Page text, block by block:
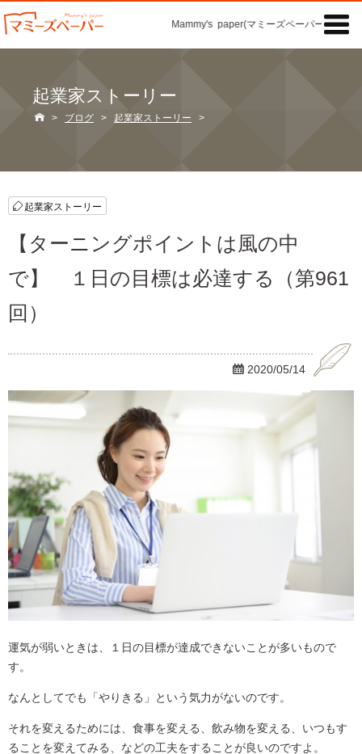
Mammy's paper(マミーズペーパー)の「記事

起業家ストーリー
 > ブログ > 起業家ストーリー >
起業家ストーリー
【ターニングポイントは風の中
で】 １日の目標は必達する（第961
回）
 2020/05/14
運気が弱いときは、１日の目標が達成できないことが多いもので
す。
なんとしてでも「やりきる」という気力がないのです。
それを変えるためには、食事を変える、飲み物を変える、いつもす
ることを変えてみる、などの工夫をすることが良いのですよ。